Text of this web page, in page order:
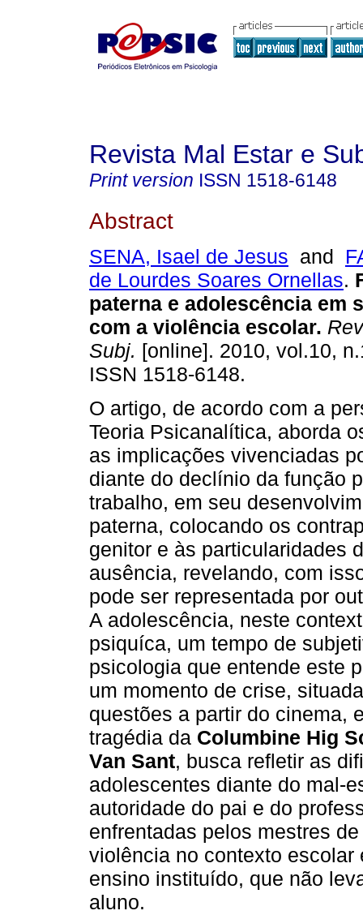
Revista Mal Estar e
Print version ISSN 1518-6148
Abstract
SENA, Isael de Jesus and
de Lourdes Soares Ornellas.
paterna e adolescência em
com a violência escolar.
Subj. [online]. 2010, vol.10,
ISSN 1518-6148.
O artigo, de acordo com a
Teoria Psicanalítica, aborda
as implicações vivenciadas
diante do declínio da função
trabalho, em seu
paterna, colocando os
genitor e às particularidades
ausência, revelando, com
pode ser representada por
A adolescência, neste
psiquíca, um tempo de
psicologia que entende este
um momento de crise,
questões a partir do cinema,
tragédia da Columbine Hig
Van Sant, busca refletir as
adolescentes diante do mal-
autoridade do pai e do
enfrentadas pelos mestres
violência no contexto
ensino instituído, que não
aluno.